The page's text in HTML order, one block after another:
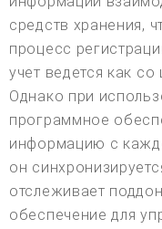
средств хранения,
процесс
учет ведется как
Однако при
программное
информацию с
он
отслеживает
обеспечение для